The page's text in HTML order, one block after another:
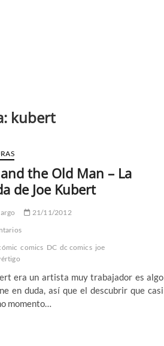
kubert
the Old Man – La
de Joe Kubert
21/11/2012
comics DC dc comics joe
era un artista muy trabajador es algo
en duda, así que el descubrir que casi
momento…